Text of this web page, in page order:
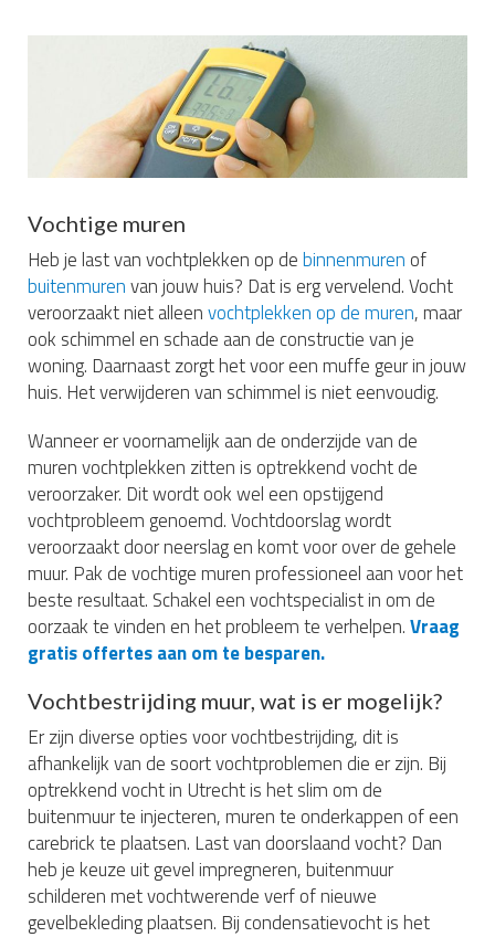
Vochtige muren
Heb je last van vochtplekken op debinnenmuren of
buitenmurenvan jouw huis? Dat is erg vervelend. Vocht
veroorzaakt niet alleenvochtplekken op de muren, maar
ook schimmel en schade aan de constructie van je
woning. Daarnaast zorgt het voor een muffe geur in jouw
huis. Het verwijderen van schimmel is niet eenvoudig.
Wanneer er voornamelijk aan de onderzijde van de
muren vochtplekken zitten is optrekkend vocht de
veroorzaker. Dit wordt ook wel een opstijgend
vochtprobleem genoemd. Vochtdoorslag wordt
veroorzaakt door neerslag en komt voor over de gehele
muur. Pak de vochtige muren professioneel aan voor het
beste resultaat. Schakel een vochtspecialist in om de
oorzaak te vinden en het probleem te verhelpen.Vraag
gratis offertes aan om te besparen.
Vochtbestrijding muur, wat is er mogelijk?
Er zijn diverse opties voor vochtbestrijding, dit is
afhankelijk van de soort vochtproblemen die er zijn. Bij
optrekkend vocht in Utrecht is het slim om de
buitenmuur te injecteren, muren te onderkappen of een
carebrick te plaatsen. Last van doorslaand vocht? Dan
heb je keuze uit gevel impregneren, buitenmuur
schilderen met vochtwerende verf of nieuwe
gevelbekleding plaatsen. Bij condensatievocht is het